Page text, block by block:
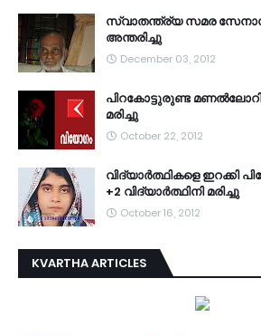
സ്വാതന്ത്ര്യ സമര സേനാനി
അന്തരിച്ചു
December 03, 2012
പിറകോട്ടുരുണ്ട മണല്‍ലോറി
മരിച്ചു
October 22, 2012
വി­ദ്യാര്‍­ത്ഥിക­ളെ ഇറ­ക്കി
+2 വി­ദ്യാര്‍­ത്ഥിനി മ­രി­ച്ചു
October 16, 2012
KVARTHA ARTICLES